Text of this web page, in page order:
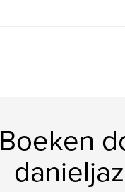
Boeken